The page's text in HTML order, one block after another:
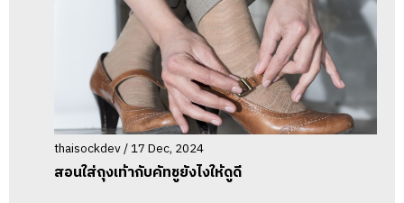
thaisockdev / 17 Dec, 2024
สอนใส่ถุงเท้ากับคัทชูยังไงให้ดูดี